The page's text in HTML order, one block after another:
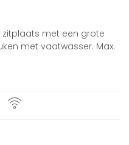
zitplaats met een grote
met vaatwasser. Max.